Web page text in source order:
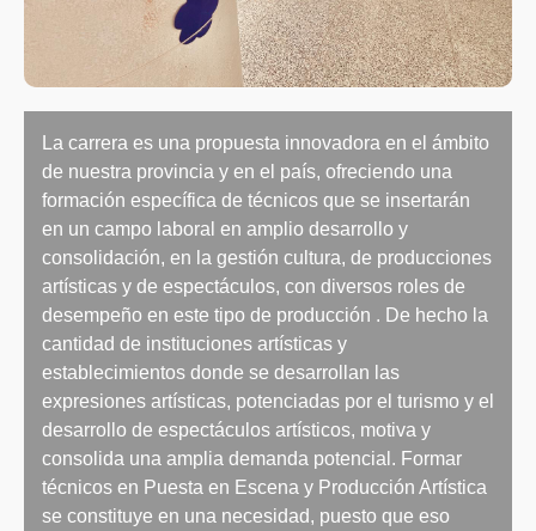
La carrera es una propuesta innovadora en el ámbito
de nuestra provincia y en el país, ofreciendo una
formación específica de técnicos que se insertarán
en un campo laboral en amplio desarrollo y
consolidación, en la gestión cultura, de producciones
artísticas y de espectáculos, con diversos roles de
desempeño en este tipo de producción . De hecho la
cantidad de instituciones artísticas y
establecimientos donde se desarrollan las
expresiones artísticas, potenciadas por el turismo y el
desarrollo de espectáculos artísticos, motiva y
consolida una amplia demanda potencial. Formar
técnicos en Puesta en Escena y Producción Artística
se constituye en una necesidad, puesto que eso